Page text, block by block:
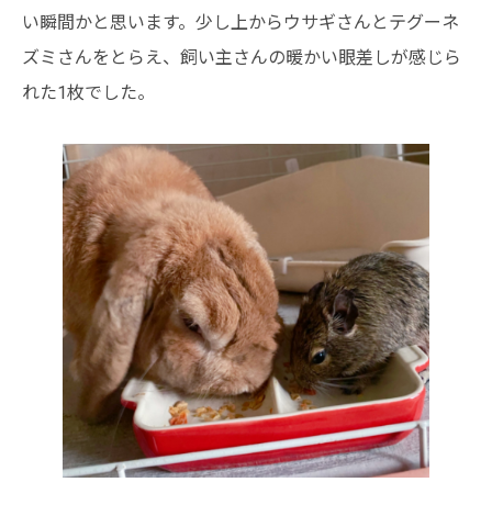
い瞬間かと思います。少し上からウサギさんとテグーネ
ズミさんをとらえ、飼い主さんの暖かい眼差しが感じら
れた1枚でした。